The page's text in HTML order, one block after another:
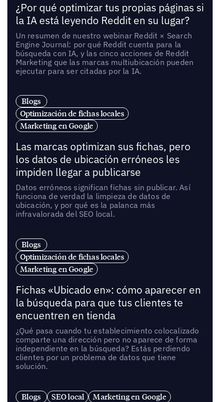
¿Por qué optimizar tus propias páginas si
la IA está leyendo Reddit en su lugar?
Un resumen de nuestro webinar Reddit × Search
Engine Journal: por qué Reddit cuenta para la
búsqueda con IA, y las cinco acciones de Reddit
Marketing que las marcas multiubicación pueden
ejecutar para ser citadas por la IA.
Blogs
Optimización de fichas locales
Marketing en Google
Las marcas optimizan sus fichas, pero
los datos de ubicación erróneos les
impiden llegar a publicarse
Datos erróneos significan fichas sin publicar. Así
funciona de verdad la limpieza de datos de
ubicación, y por qué es la palanca más
infravalorada del SEO local.
Blogs
Optimización de fichas locales
Marketing en Google
Fichas «Ubicado en»: cómo aparecer en
la búsqueda para que tus clientes te
encuentren en tienda
¿Qué pasa cuando tu establecimiento colocalizado
comparte una dirección pero no aparece de forma
independiente en la búsqueda? Estás perdiendo
clientes por un problema de datos que tiene
solución.
Blogs SEO local Marketing en Google